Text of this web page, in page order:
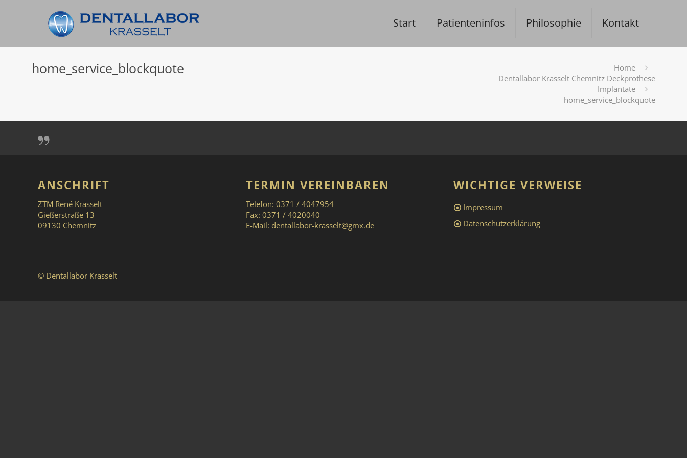
Start Patienteninfos Philosophie Kontakt
home_service_blockquote
Home
Dentallabor Krasselt Chemnitz Deckprothese
Implantate
home_service_blockquote
ANSCHRIFT
ZTM René Krasselt
Gießerstraße 13
09130 Chemnitz
TERMIN VEREINBAREN
Telefon: 0371 / 4047954
Fax: 0371 / 4020040
E-Mail: dentallabor-krasselt@gmx.de
WICHTIGE VERWEISE
Impressum
Datenschutzerklärung
© Dentallabor Krasselt